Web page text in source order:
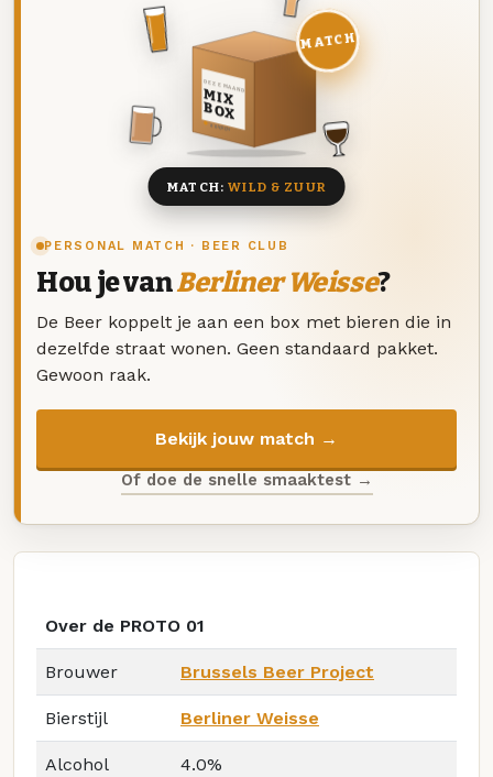
PERSONAL MATCH · BEER CLUB
Hou je vanBerliner Weisse?
De Beer koppelt je aan een box met bieren die in
dezelfde straat wonen. Geen standaard pakket.
Gewoon raak.
Bekijk jouw match →
Of doe de snelle smaaktest →
DEZE MAAND
MIX
BOX
8 BIEREN
MATCH
MATCH:WILD & ZUUR
Over de PROTO 01
Brouwer Brussels Beer Project
Bierstijl Berliner Weisse
Alcohol 4.0%